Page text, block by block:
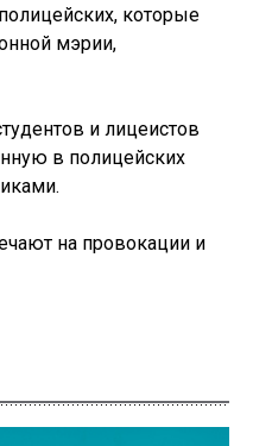
которые
мэрии,
и лицеистов
в полицейских
на провокации и